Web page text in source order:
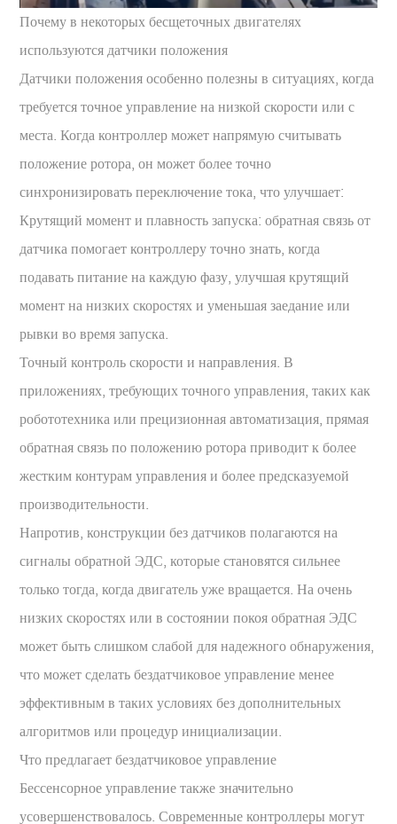
Почему в некоторых бесщеточных двигателях
используются датчики положения
Датчики положения особенно полезны в ситуациях, когда
требуется точное управление на низкой скорости или с
места. Когда контроллер может напрямую считывать
положение ротора, он может более точно
синхронизировать переключение тока, что улучшает:
Крутящий момент и плавность запуска: обратная связь от
датчика помогает контроллеру точно знать, когда
подавать питание на каждую фазу, улучшая крутящий
момент на низких скоростях и уменьшая заедание или
рывки во время запуска.
Точный контроль скорости и направления. В
приложениях, требующих точного управления, таких как
робототехника или прецизионная автоматизация, прямая
обратная связь по положению ротора приводит к более
жестким контурам управления и более предсказуемой
производительности.
Напротив, конструкции без датчиков полагаются на
сигналы обратной ЭДС, которые становятся сильнее
только тогда, когда двигатель уже вращается. На очень
низких скоростях или в состоянии покоя обратная ЭДС
может быть слишком слабой для надежного обнаружения,
что может сделать бездатчиковое управление менее
эффективным в таких условиях без дополнительных
алгоритмов или процедур инициализации.
Что предлагает бездатчиковое управление
Бессенсорное управление также значительно
усовершенствовалось. Современные контроллеры могут